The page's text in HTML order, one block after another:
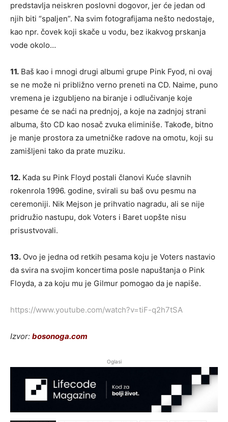
predstavlja neiskren poslovni dogovor, jer će jedan od
njih biti “spaljen”. Na svim fotografijama nešto nedostaje,
kao npr. čovek koji skače u vodu, bez ikakvog prskanja
vode okolo…
11. Baš kao i mnogi drugi albumi grupe Pink Fyod, ni ovaj
se ne može ni približno verno preneti na CD. Naime, puno
vremena je izgubljeno na biranje i odlučivanje koje
pesame će se naći na prednjoj, a koje na zadnjoj strani
albuma, što CD kao nosač zvuka eliminiše. Takođe, bitno
je manje prostora za umetničke radove na omotu, koji su
zamišljeni tako da prate muziku.
12. Kada su Pink Floyd postali članovi Kuće slavnih
rokenrola 1996. godine, svirali su baš ovu pesmu na
ceremoniji. Nik Mejson je prihvatio nagradu, ali se nije
pridružio nastupu, dok Voters i Baret uopšte nisu
prisustvovali.
13. Ovo je jedna od retkih pesama koju je Voters nastavio
da svira na svojim koncertima posle napuštanja o Pink
Floyda, a za koju mu je Gilmur pomogao da je napiše.
https://www.youtube.com/watch?v=tiF-q2h7tSA
Izvor: bosonoga.com
Oglasi